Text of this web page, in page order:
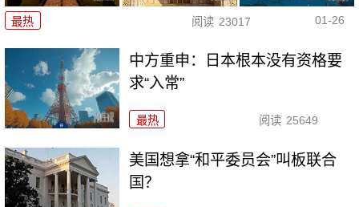
最热 阅读 23017 01-26
中方重申：日本根本没有资格要
求“入常”
最热 阅读 25649
美国想拿“和平委员会”叫板联合
国？